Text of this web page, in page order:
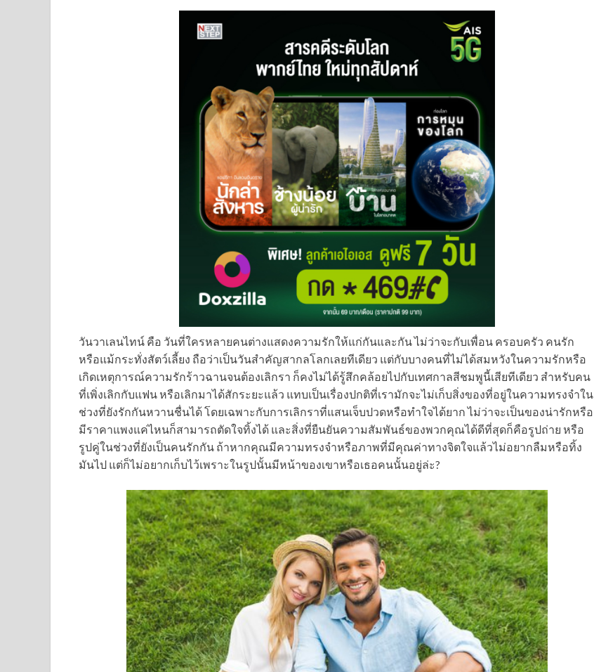
วันวาเลนไทน์ คือ วันที่ใครหลายคนต่างแสดงความรักให้แก่กันและกัน ไม่ว่าจะกับเพื่อน ครอบครัว คนรัก
หรือแม้กระทั่งสัตว์เลี้ยง ถือว่าเป็นวันสำคัญสากลโลกเลยทีเดียว แต่กับบางคนที่ไม่ได้สมหวังในความรักหรือ
เกิดเหตุการณ์ความรักร้าวฉานจนต้องเลิกรา ก็คงไม่ได้รู้สึกคล้อยไปกับเทศกาลสีชมพูนี้เสียทีเดียว สำหรับคน
ที่เพิ่งเลิกกับแฟน หรือเลิกมาได้สักระยะแล้ว แทบเป็นเรื่องปกติที่เรามักจะไม่เก็บสิ่งของที่อยู่ในความทรงจำใน
ช่วงที่ยังรักกันหวานชื่นได้ โดยเฉพาะกับการเลิกราที่แสนเจ็บปวดหรือทำใจได้ยาก ไม่ว่าจะเป็นของน่ารักหรือ
มีราคาแพงแค่ไหนก็สามารถตัดใจทิ้งได้ และสิ่งที่ยืนยันความสัมพันธ์ของพวกคุณได้ดีที่สุดก็คือรูปถ่าย หรือ
รูปคู่ในช่วงที่ยังเป็นคนรักกัน ถ้าหากคุณมีความทรงจำหรือภาพที่มีคุณค่าทางจิตใจแล้วไม่อยากลืมหรือทิ้ง
มันไป แต่ก็ไม่อยากเก็บไว้เพราะในรูปนั้นมีหน้าของเขาหรือเธอคนนั้นอยู่ล่ะ?